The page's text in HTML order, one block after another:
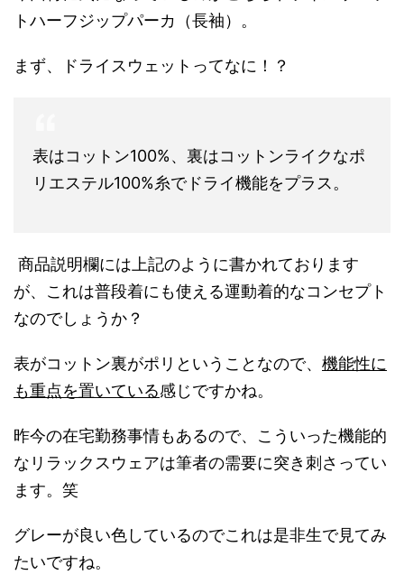
トハーフジップパーカ（長袖）。
まず、ドライスウェットってなに！？
表はコットン100%、裏はコットンライクなポ
リエステル100%糸でドライ機能をプラス。
商品説明欄には上記のように書かれております
が、これは普段着にも使える運動着的なコンセプト
なのでしょうか？
表がコットン裏がポリということなので、 機能性に
も重点を置いている感じですかね。
昨今の在宅勤務事情もあるので、こういった機能的
なリラックスウェアは筆者の需要に突き刺さってい
ます。笑
グレーが良い色しているのでこれは是非生で見てみ
たいですね。